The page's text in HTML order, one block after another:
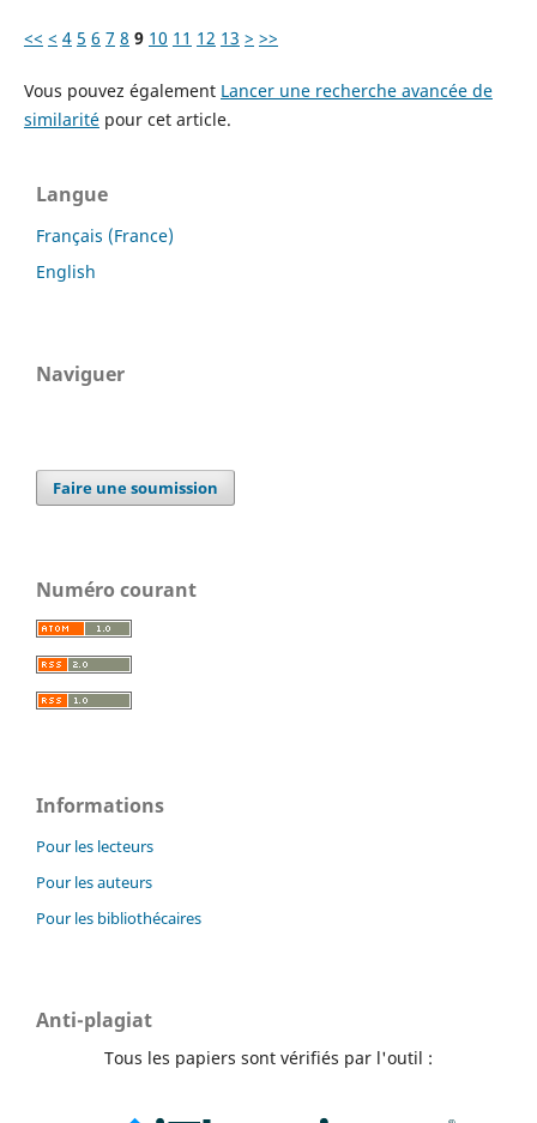
<< < 4 5 6 7 8 9 10 11 12 13 > >>
Vous pouvez également Lancer une recherche avancée de
similaritépour cet article.
Langue
Français (France)
English
Naviguer
Faire une soumission
Numéro courant
Informations
Pour les lecteurs
Pour les auteurs
Pour les bibliothécaires
Anti-plagiat
Tous les papiers sont vérifiés par l'outil :